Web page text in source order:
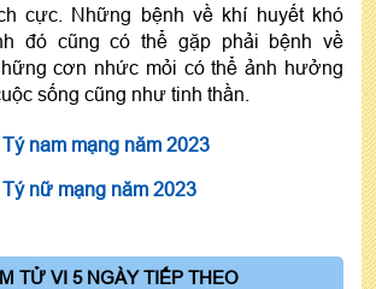
cực. Những bệnh về khí huyết khó
đó cũng có thể gặp phải bệnh về
cơn nhức mỏi có thể ảnh hưởng
sống cũng như tinh thần.
nam mạng năm 2023
nữ mạng năm 2023
TỬ VI 5 NGÀY TIẾP THEO